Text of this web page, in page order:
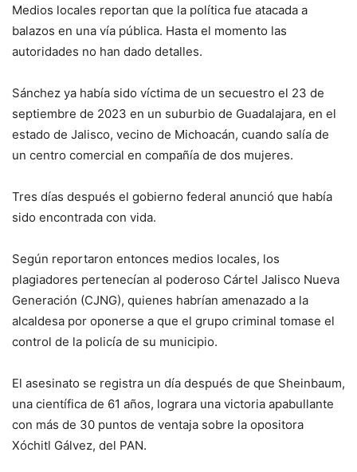
Medios locales reportan que la política fue atacada a
balazos en una vía pública. Hasta el momento las
autoridades no han dado detalles.
Sánchez ya había sido víctima de un secuestro el 23 de
septiembre de 2023 en un suburbio de Guadalajara, en el
estado de Jalisco, vecino de Michoacán, cuando salía de
un centro comercial en compañía de dos mujeres.
Tres días después el gobierno federal anunció que había
sido encontrada con vida.
Según reportaron entonces medios locales, los
plagiadores pertenecían al poderoso Cártel Jalisco Nueva
Generación (CJNG), quienes habrían amenazado a la
alcaldesa por oponerse a que el grupo criminal tomase el
control de la policía de su municipio.
El asesinato se registra un día después de que Sheinbaum,
una científica de 61 años, lograra una victoria apabullante
con más de 30 puntos de ventaja sobre la opositora
Xóchitl Gálvez, del PAN.